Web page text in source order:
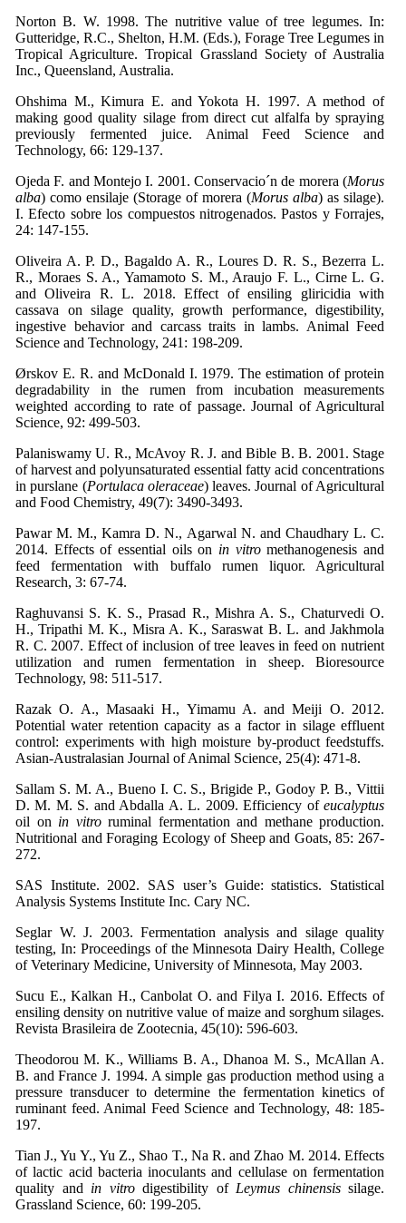
Norton B. W. 1998. The nutritive value of tree legumes. In:
Gutteridge, R.C., Shelton, H.M. (Eds.), Forage Tree Legumes in
Tropical Agriculture. Tropical Grassland Society of Australia
Inc., Queensland, Australia.
Ohshima M., Kimura E. and Yokota H. 1997. A method of
making good quality silage from direct cut alfalfa by spraying
previously fermented juice. Animal Feed Science and
Technology, 66: 129-137.
Ojeda F. and Montejo I. 2001. Conservacio´n de morera (Morus
alba) como ensilaje (Storage of morera (Morus alba) as silage).
I. Efecto sobre los compuestos nitrogenados. Pastos y Forrajes,
24: 147-155.
Oliveira A. P. D., Bagaldo A. R., Loures D. R. S., Bezerra L.
R., Moraes S. A., Yamamoto S. M., Araujo F. L., Cirne L. G.
and Oliveira R. L. 2018. Effect of ensiling gliricidia with
cassava on silage quality, growth performance, digestibility,
ingestive behavior and carcass traits in lambs. Animal Feed
Science and Technology, 241: 198-209.
Ørskov E. R. and McDonald I. 1979. The estimation of protein
degradability in the rumen from incubation measurements
weighted according to rate of passage. Journal of Agricultural
Science, 92: 499-503.
Palaniswamy U. R., McAvoy R. J. and Bible B. B. 2001. Stage
of harvest and polyunsaturated essential fatty acid concentrations
in purslane (Portulaca oleraceae) leaves. Journal of Agricultural
and Food Chemistry, 49(7): 3490-3493.
Pawar M. M., Kamra D. N., Agarwal N. and Chaudhary L. C.
2014. Effects of essential oils on in vitromethanogenesis and
feed fermentation with buffalo rumen liquor. Agricultural
Research, 3: 67-74.
Raghuvansi S. K. S., Prasad R., Mishra A. S., Chaturvedi O.
H., Tripathi M. K., Misra A. K., Saraswat B. L. and Jakhmola
R. C. 2007. Effect of inclusion of tree leaves in feed on nutrient
utilization and rumen fermentation in sheep. Bioresource
Technology, 98: 511-517.
Razak O. A., Masaaki H., Yimamu A. and Meiji O. 2012.
Potential water retention capacity as a factor in silage effluent
control: experiments with high moisture by-product feedstuffs.
Asian-Australasian Journal of Animal Science, 25(4): 471-8.
Sallam S. M. A., Bueno I. C. S., Brigide P., Godoy P. B., Vittii
D. M. M. S. and Abdalla A. L. 2009. Efficiency of eucalyptus
oil on in vitroruminal fermentation and methane production.
Nutritional and Foraging Ecology of Sheep and Goats, 85: 267-
272.
SAS Institute. 2002. SAS user’s Guide: statistics. Statistical
Analysis Systems Institute Inc. Cary NC.
Seglar W. J. 2003. Fermentation analysis and silage quality
testing, In: Proceedings of the Minnesota Dairy Health, College
of Veterinary Medicine, University of Minnesota, May 2003.
Sucu E., Kalkan H., Canbolat O. and Filya I. 2016. Effects of
ensiling density on nutritive value of maize and sorghum silages.
Revista Brasileira de Zootecnia, 45(10): 596-603.
Theodorou M. K., Williams B. A., Dhanoa M. S., McAllan A.
B. and France J. 1994. A simple gas production method using a
pressure transducer to determine the fermentation kinetics of
ruminant feed. Animal Feed Science and Technology, 48: 185-
197.
Tian J., Yu Y., Yu Z., Shao T., Na R. and Zhao M. 2014. Effects
of lactic acid bacteria inoculants and cellulase on fermentation
quality and in vitrodigestibility of Leymus chinensissilage.
Grassland Science, 60: 199-205.